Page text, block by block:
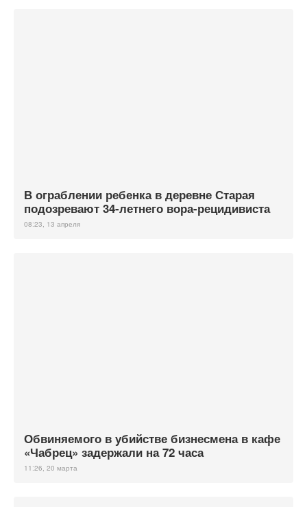
В ограблении ребенка в деревне Старая
подозревают 34-летнего вора-рецидивиста
08:23, 13 апреля
Обвиняемого в убийстве бизнесмена в кафе
«Чабрец» задержали на 72 часа
11:26, 20 марта